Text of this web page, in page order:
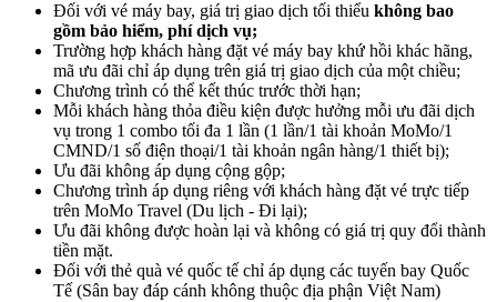
Đối với vé máy bay, giá trị giao dịch tối thiểu không bao
gồm bảo hiểm, phí dịch vụ;
Trường hợp khách hàng đặt vé máy bay khứ hồi khác hãng,
mã ưu đãi chỉ áp dụng trên giá trị giao dịch của một chiều;
Chương trình có thể kết thúc trước thời hạn;
Mỗi khách hàng thỏa điều kiện được hưởng mỗi ưu đãi dịch
vụ trong 1 combo tối đa 1 lần (1 lần/1 tài khoản MoMo/1
CMND/1 số điện thoại/1 tài khoản ngân hàng/1 thiết bị);
Ưu đãi không áp dụng cộng gộp;
Chương trình áp dụng riêng với khách hàng đặt vé trực tiếp
trên MoMo Travel (Du lịch - Đi lại);
Ưu đãi không được hoàn lại và không có giá trị quy đổi thành
tiền mặt.
Đối với thẻ quà vé quốc tế chỉ áp dụng các tuyến bay Quốc
Tế (Sân bay đáp cánh không thuộc địa phận Việt Nam)